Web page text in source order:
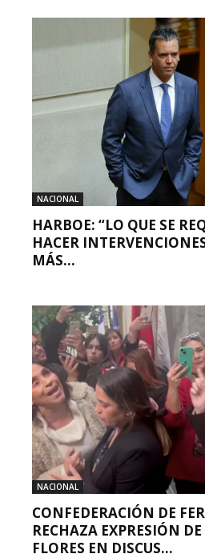
NACIONAL
HARBOE: “LO QUE SE
HACER
MÁS...
NACIONAL
CONFEDERACIÓN DE
RECHAZA EXPRESIÓN
FLORES EN DISCUS...